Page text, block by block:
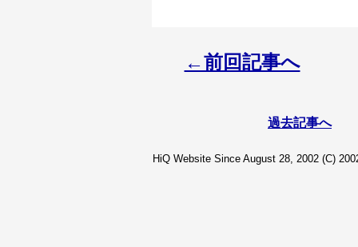
←前回記事へ
過去記事へ
HiQ Website Since August 28, 2002 (C)